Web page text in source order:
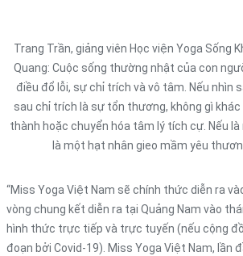
Trang Trần, giảng viên Học viện Yoga Sống
Quang: Cuộc sống thường nhật của con
điều đổ lỗi, sự chỉ trích và vô tâm. Nếu nhìn
sau chỉ trích là sự tổn thương, không gì
thành hoặc chuyển hóa tâm lý tích cự. Nếu
là một hạt nhân gieo mầm yêu
“Miss Yoga Việt Nam sẽ chính thức diễn ra
vòng chung kết diễn ra tại Quảng Nam vào
hình thức trực tiếp và trực tuyến (nếu cộng
đoạn bởi Covid-19). Miss Yoga Việt Nam, lần